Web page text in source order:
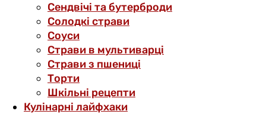
Сендвічі та бутерброди
Солодкі страви
Соуси
Страви в мультиварці
Страви з пшениці
Торти
Шкільні рецепти
Кулінарні лайфхаки